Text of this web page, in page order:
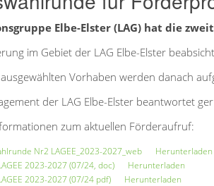
Elbe-Elster (LAG) hat die
im Gebiet der LAG Elbe-Elster
Vorhaben werden danach
der LAG Elbe-Elster beantwortet
zum aktuellen Förderaufruf:
Nr2 LAGEE_2023-2027_web
Herunterladen
2023-2027 (07/24, doc)
Herunterladen
2023-2027 (07/24 pdf)
Herunterladen